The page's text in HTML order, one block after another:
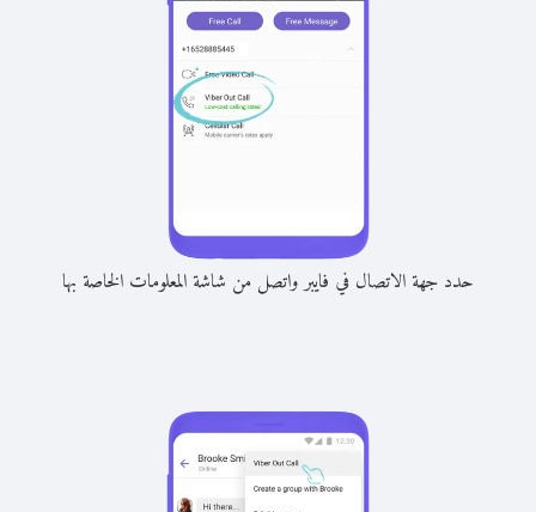
حدد جهة الاتصال في فايبر واتصل من شاشة المعلومات الخاصة بها